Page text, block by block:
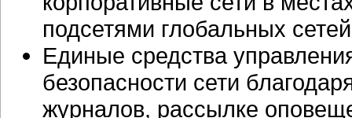
подсетями глобальных
Единые средства
безопасности сети
журналов, рассылке